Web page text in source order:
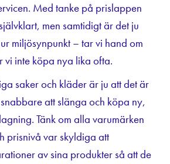
Med tanke på prislappen
men samtidigt är det ju
miljösynpunkt – tar vi hand om
vi inte köpa nya lika ofta.
saker och kläder är ju att det är
att slänga och köpa ny,
Tänk om alla varumärken
prisnivå var skyldiga att
av sina produkter så att de